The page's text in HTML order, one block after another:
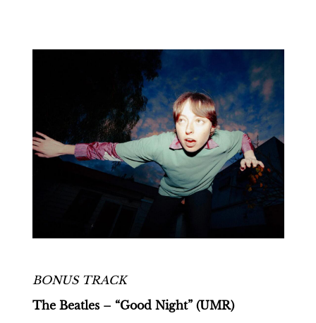
BONUS TRACK
The Beatles – “Good Night” (UMR)